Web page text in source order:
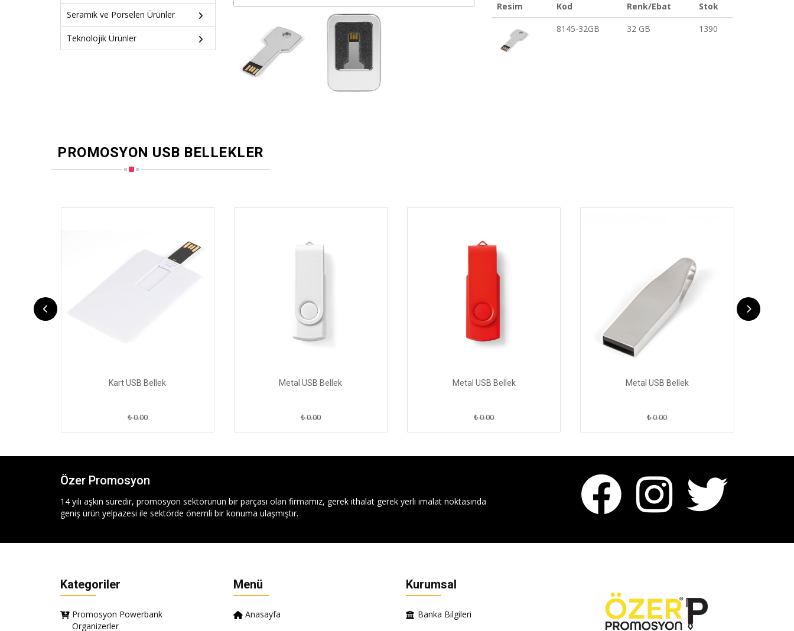
Seramik ve Porselen Ürünler
Teknolojik Ürünler
Resim Kod Renk/Ebat
Stok
8145-32GB
32 GB 1390
PROMOSYON USB BELLEKLER
Kart USB Bellek
₺ 0.00
Metal USB Bellek
₺ 0.00
Metal USB Bellek
₺ 0.00
Metal USB Bellek
₺ 0.00
Özer Promosyon
14 yılı aşkın süredir, promosyon sektörünün bir parçası olan firmamız, gerek ithalat gerek yerli imalat noktasında
geniş ürün yelpazesi ile sektörde önemli bir konuma ulaşmıştır.
Kategoriler
Promosyon Powerbank
Organizerler
Menü
Anasayfa
Kurumsal
Banka Bilgileri